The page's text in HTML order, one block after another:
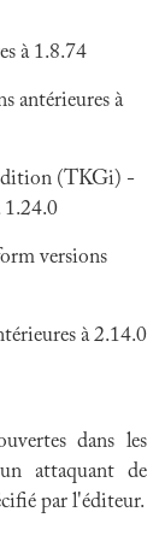
à 1.8.74
antérieures à
(TKGi) -
1.24.0
versions
à 2.14.0
dans les
attaquant de
par l'éditeur.